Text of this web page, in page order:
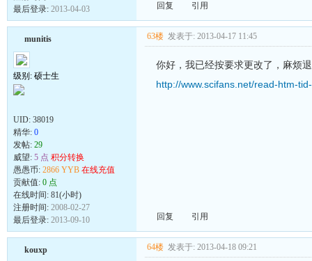
最后登录: 2013-04-03 回复 引用
munitis
级别: 硕士生
UID: 38019
精华: 0
发帖: 29
威望: 5 点 积分转换
愚愚币: 2866 YYB 在线充值
贡献值: 0 点
在线时间: 81(小时)
注册时间: 2008-02-27
最后登录: 2013-09-10
63楼 发表于: 2013-04-17 11:45
你好，我已经按要求更改了，麻烦
http://www.scifans.net/read-htm-
回复 引用
kouxp 64楼 发表于: 2013-04-18 09:21